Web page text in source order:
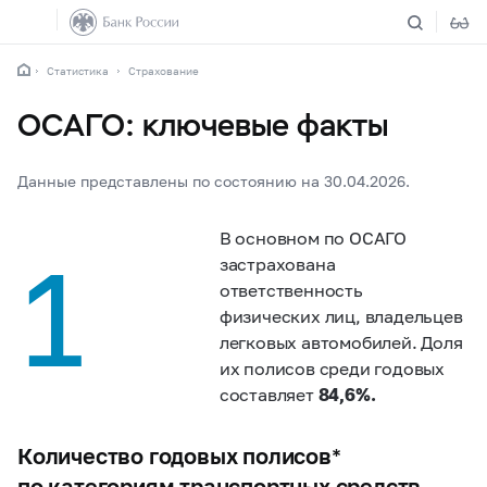
Статистика Страхование
ОСАГО: ключевые факты
Данные представлены по состоянию на 30.04.2026.
1
В основном по ОСАГО
застрахована
ответственность
физических лиц, владельцев
легковых автомобилей. Доля
их полисов среди годовых
составляет 84,6%.
Количество годовых полисов*